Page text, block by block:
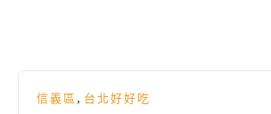
信義區 , 台北好好吃